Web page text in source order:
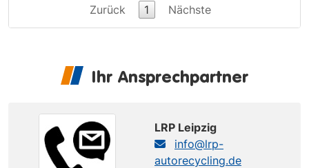
DAEWOO 109 PS
DAEWOO
(KLAN)
Nubira 1.8
(KLAN)
Zurück 1 Nächste
Ihr Ansprechpartner
LRP Leipzig
info@lrp-
autorecycling.de